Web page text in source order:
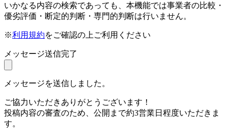
いかなる内容の検索であっても、本機能では事業者の比較・
優劣評価・断定的判断・専門的判断は行いません。
※利用規約をご確認の上ご利用ください
メッセージ送信完了
メッセージを送信しました。
ご協力いただきありがとうございます！
投稿内容の審査のため、公開まで約3営業日程度いただきま
す。